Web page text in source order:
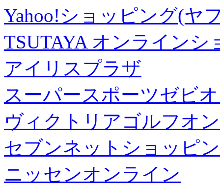
Yahoo!ショッピング(ヤ
TSUTAYA オンラインシ
アイリスプラザ
スーパースポーツゼビ
ヴィクトリアゴルフオ
セブンネットショッピ
ニッセンオンライン